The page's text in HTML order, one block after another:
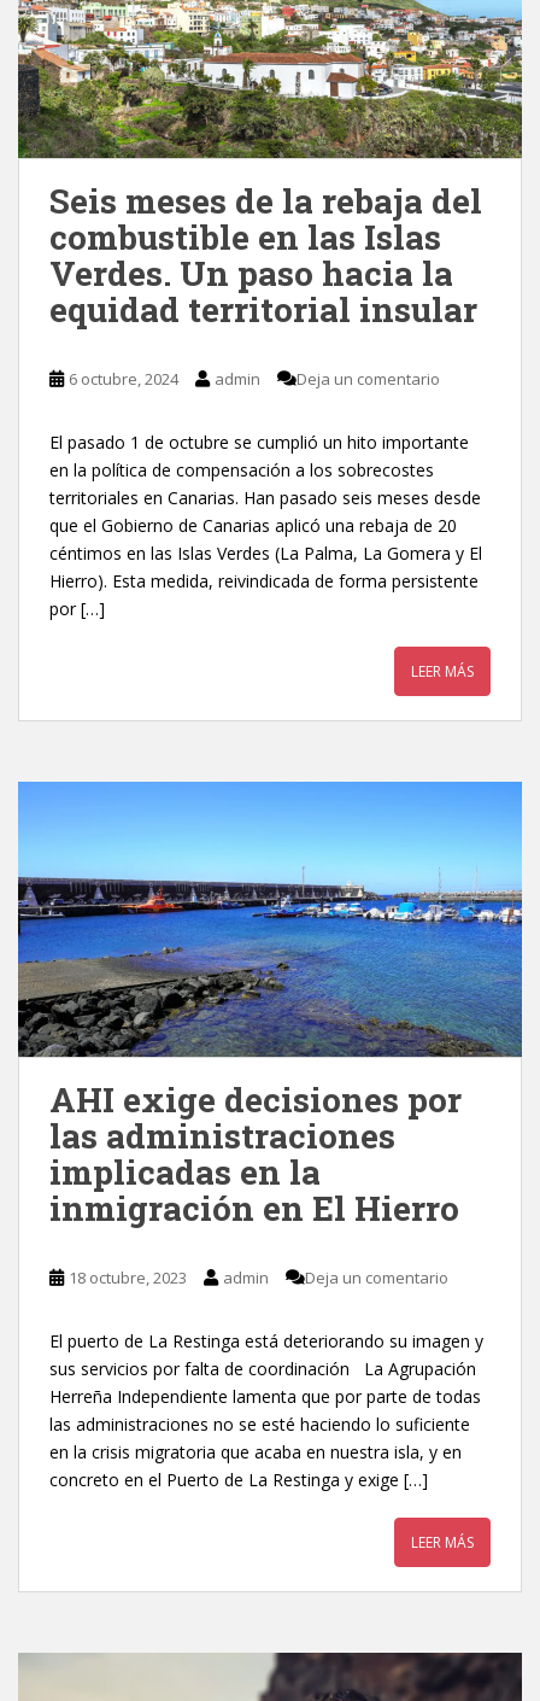
Seis meses de la rebaja del
combustible en las Islas
Verdes. Un paso hacia la
equidad territorial insular
6 octubre, 2024 admin Deja un comentario
El pasado 1 de octubre se cumplió un hito importante
en la política de compensación a los sobrecostes
territoriales en Canarias. Han pasado seis meses desde
que el Gobierno de Canarias aplicó una rebaja de 20
céntimos en las Islas Verdes (La Palma, La Gomera y El
Hierro). Esta medida, reivindicada de forma persistente
por […]
LEER MÁS
AHI exige decisiones por
las administraciones
implicadas en la
inmigración en El Hierro
18 octubre, 2023 admin Deja un comentario
El puerto de La Restinga está deteriorando su imagen y
sus servicios por falta de coordinación La Agrupación
Herreña Independiente lamenta que por parte de todas
las administraciones no se esté haciendo lo suficiente
en la crisis migratoria que acaba en nuestra isla, y en
concreto en el Puerto de La Restinga y exige […]
LEER MÁS